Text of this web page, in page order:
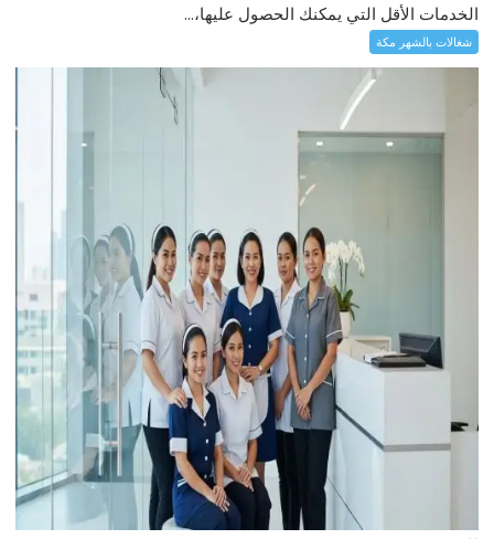
الخدمات الأقل التي يمكنك الحصول عليها،...
شغالات بالشهر مكة